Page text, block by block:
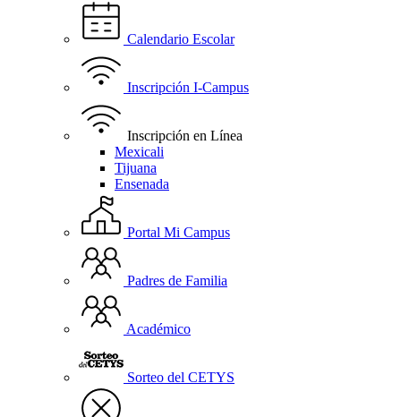
Calendario Escolar
Inscripción I-Campus
Inscripción en Línea
Mexicali
Tijuana
Ensenada
Portal Mi Campus
Padres de Familia
Académico
Sorteo del CETYS